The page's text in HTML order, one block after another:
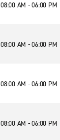
08:00 AM - 06:00 PM
08:00 AM - 06:00 PM
08:00 AM - 06:00 PM
08:00 AM - 06:00 PM